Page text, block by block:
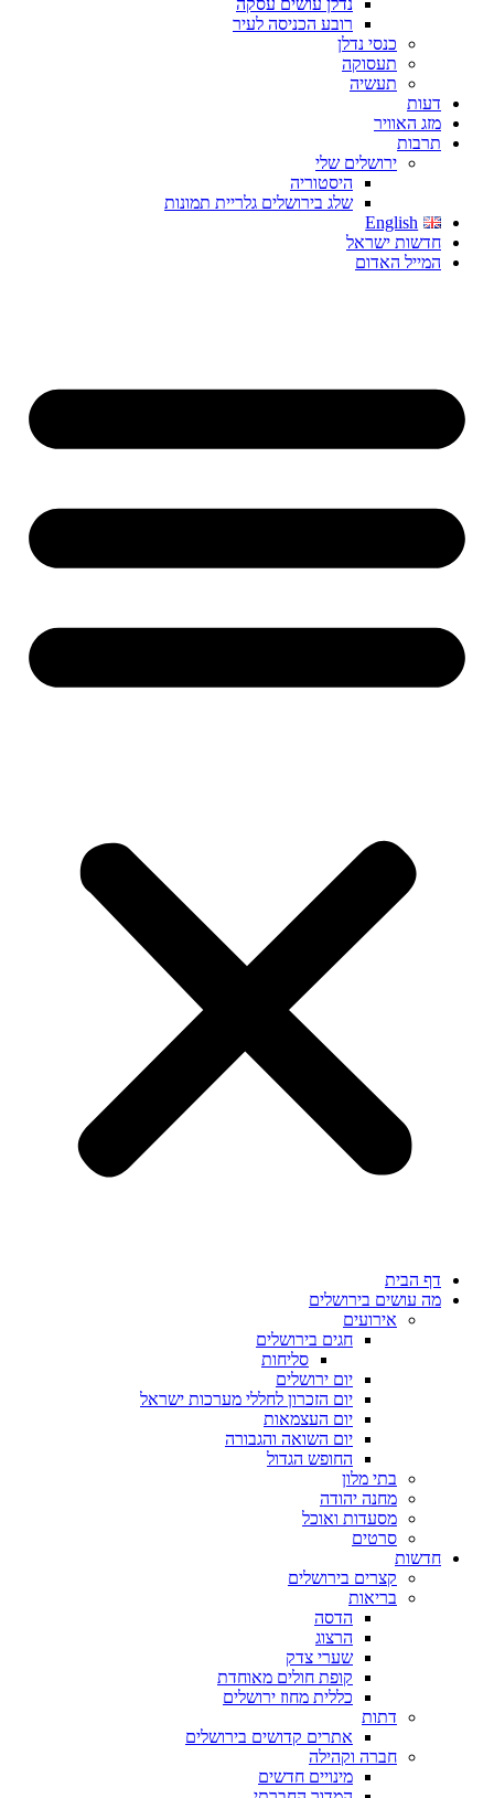
נדלן עושים עסקה
רובע הכניסה לעיר
כנסי נדלן
תעסוקה
תעשיה
דעות
מזג האוויר
תרבות
ירושלים שלי
היסטוריה
שלג בירושלים גלריית תמונות
English
חדשות ישראל
המייל האדום
דף הבית
מה עושים בירושלים
אירועים
חגים בירושלים
סליחות
יום ירושלים
יום הזכרון לחללי מערכות ישראל
יום העצמאות
יום השואה והגבורה
החופש הגדול
בתי מלון
מחנה יהודה
מסעדות ואוכל
סרטים
חדשות
קצרים בירושלים
בריאות
הדסה
הרצוג
שערי צדק
קופת חולים מאוחדת
כללית מחוז ירושלים
דתות
אתרים קדושים בירושלים
חברה וקהילה
מינויים חדשים